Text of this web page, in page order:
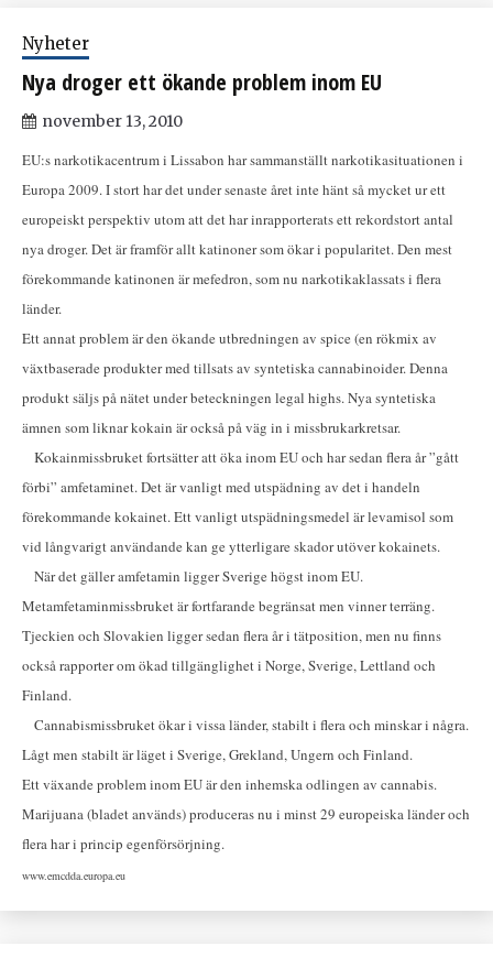
Nyheter
Nya droger ett ökande problem inom EU
november 13, 2010
EU:s narkotikacentrum i Lissabon har sammanställt narkotikasituationen i
Europa 2009. I stort har det under senaste året inte hänt så mycket ur ett
europeiskt perspektiv utom att det har inrapporterats ett rekordstort antal
nya droger. Det är framför allt katinoner som ökar i popularitet. Den mest
förekommande katinonen är mefedron, som nu narkotikaklassats i flera
länder.
Ett annat problem är den ökande utbredningen av spice (en rökmix av
växtbaserade produkter med tillsats av syntetiska cannabinoider. Denna
produkt säljs på nätet under beteckningen legal highs. Nya syntetiska
ämnen som liknar kokain är också på väg in i missbrukarkretsar.
Kokainmissbruket fortsätter att öka inom EU och har sedan flera år ”gått
förbi” amfetaminet. Det är vanligt med utspädning av det i handeln
förekommande kokainet. Ett vanligt utspädningsmedel är levamisol som
vid långvarigt användande kan ge ytterligare skador utöver kokainets.
När det gäller amfetamin ligger Sverige högst inom EU.
Metamfetaminmissbruket är fortfarande begränsat men vinner terräng.
Tjeckien och Slovakien ligger sedan flera år i tätposition, men nu finns
också rapporter om ökad tillgänglighet i Norge, Sverige, Lettland och
Finland.
Cannabismissbruket ökar i vissa länder, stabilt i flera och minskar i några.
Lågt men stabilt är läget i Sverige, Grekland, Ungern och Finland.
Ett växande problem inom EU är den inhemska odlingen av cannabis.
Marijuana (bladet används) produceras nu i minst 29 europeiska länder och
flera har i princip egenförsörjning.
www.emcdda.europa.eu